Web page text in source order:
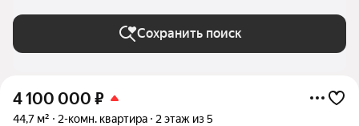
Череповце
Сохранить поиск
4 100 000 ₽
44,7 м² 2-комн. квартира 2 этаж из 5